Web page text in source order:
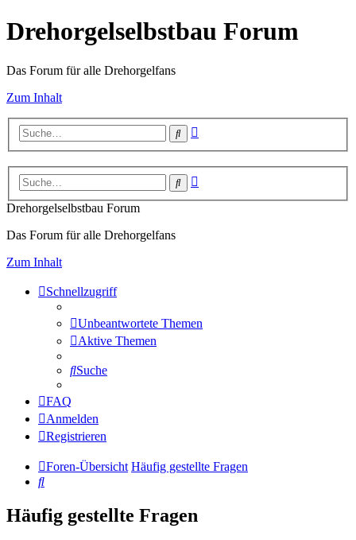
Drehorgelselbstbau Forum
Das Forum für alle Drehorgelfans
Zum Inhalt
Suche
Suche
Drehorgelselbstbau Forum
Das Forum für alle Drehorgelfans
Zum Inhalt
Schnellzugriff
Unbeantwortete Themen
Aktive Themen
Suche
FAQ
Anmelden
Registrieren
Foren-Übersicht Häufig gestellte Fragen
Suche
Häufig gestellte Fragen